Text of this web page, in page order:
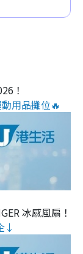
！
用品攤位🔥
冰感風扇！
↓